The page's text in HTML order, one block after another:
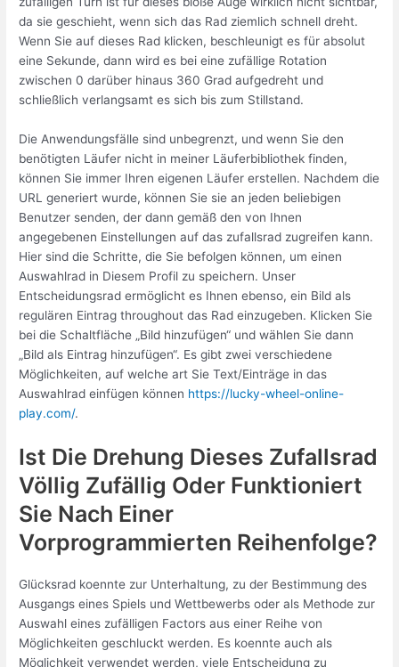
da sie geschieht, wenn sich das Rad ziemlich schnell dreht.
Wenn Sie auf dieses Rad klicken, beschleunigt es für absolut
eine Sekunde, dann wird es bei eine zufällige Rotation
zwischen 0 darüber hinaus 360 Grad aufgedreht und
schließlich verlangsamt es sich bis zum Stillstand.
Die Anwendungsfälle sind unbegrenzt, und wenn Sie den
benötigten Läufer nicht in meiner Läuferbibliothek finden,
können Sie immer Ihren eigenen Läufer erstellen. Nachdem die
URL generiert wurde, können Sie sie an jeden beliebigen
Benutzer senden, der dann gemäß den von Ihnen
angegebenen Einstellungen auf das zufallsrad zugreifen kann.
Hier sind die Schritte, die Sie befolgen können, um einen
Auswahlrad in Diesem Profil zu speichern. Unser
Entscheidungsrad ermöglicht es Ihnen ebenso, ein Bild als
regulären Eintrag throughout das Rad einzugeben. Klicken Sie
bei die Schaltfläche „Bild hinzufügen“ und wählen Sie dann
„Bild als Eintrag hinzufügen“. Es gibt zwei verschiedene
Möglichkeiten, auf welche art Sie Text/Einträge in das
Auswahlrad einfügen können https://lucky-wheel-online-
play.com/.
Ist Die Drehung Dieses Zufallsrad
Völlig Zufällig Oder Funktioniert
Sie Nach Einer
Vorprogrammierten Reihenfolge?
Glücksrad koennte zur Unterhaltung, zu der Bestimmung des
Ausgangs eines Spiels und Wettbewerbs oder als Methode zur
Auswahl eines zufälligen Factors aus einer Reihe von
Möglichkeiten geschluckt werden. Es koennte auch als
Möglichkeit verwendet werden, viele Entscheidung zu